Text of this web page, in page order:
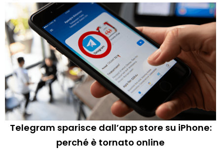
Telegram sparisce dall’app store su iPhone:
perché è tornato online